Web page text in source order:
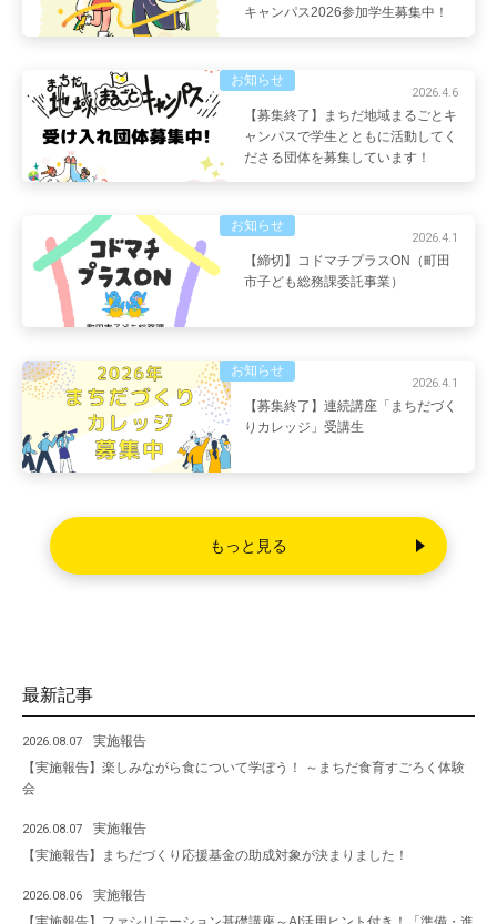
キャンパス2026参加学生募集中！
お知らせ
【募集終了】まちだ地域まるごとキ
ャンパスで学生とともに活動してく
ださる団体を募集しています！
2026.4.6
お知らせ
【締切】コドマチプラスON（町田
市子ども総務課委託事業）
2026.4.1
お知らせ
【募集終了】連続講座「まちだづく
りカレッジ」受講生
2026.4.1
もっと見る
最新記事
2026.08.07
実施報告
【実施報告】楽しみながら食について学ぼう！ ～まちだ食育すごろく体験
会
2026.08.07
実施報告
【実施報告】まちだづくり応援基金の助成対象が決まりました！
2026.08.06
実施報告